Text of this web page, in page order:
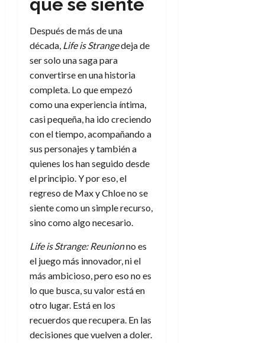
que se siente
Después de más de una
década, Life is Strangedeja de
ser solo una saga para
convertirse en una historia
completa. Lo que empezó
como una experiencia íntima,
casi pequeña, ha ido creciendo
con el tiempo, acompañando a
sus personajes y también a
quienes los han seguido desde
el principio. Y por eso, el
regreso de Max y Chloe no se
siente como un simple recurso,
sino como algo necesario.
Life is Strange: Reunionno es
el juego más innovador, ni el
más ambicioso, pero eso no es
lo que busca, su valor está en
otro lugar. Está en los
recuerdos que recupera. En las
decisiones que vuelven a doler.